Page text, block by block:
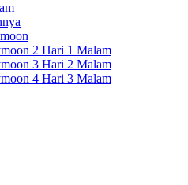
2 Hari 1 Malam
3 Hari 2 Malam
4 Hari 3 Malam